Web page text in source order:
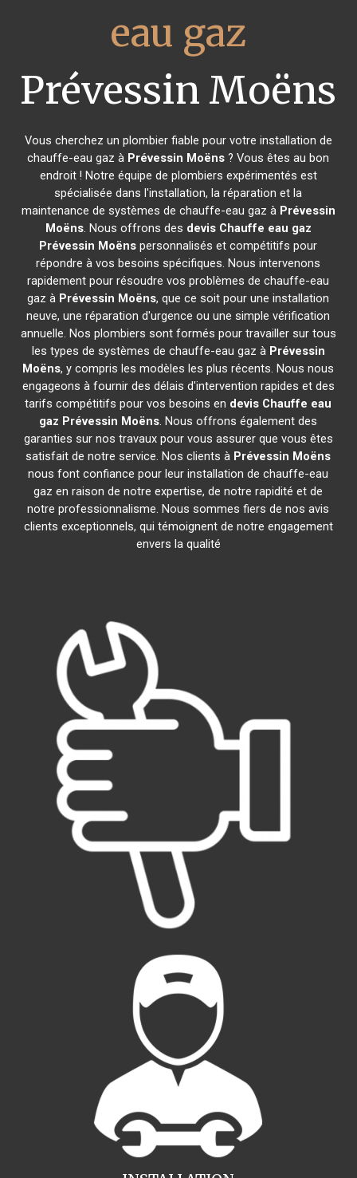
eau gaz
Prévessin Moëns
Vous cherchez un plombier fiable pour votre installation de
chauffe-eau gaz à Prévessin Moëns ? Vous êtes au bon
endroit ! Notre équipe de plombiers expérimentés est
spécialisée dans l'installation, la réparation et la
maintenance de systèmes de chauffe-eau gaz à Prévessin
Moëns. Nous offrons des devis Chauffe eau gaz
Prévessin Moëns personnalisés et compétitifs pour
répondre à vos besoins spécifiques. Nous intervenons
rapidement pour résoudre vos problèmes de chauffe-eau
gaz à Prévessin Moëns, que ce soit pour une installation
neuve, une réparation d'urgence ou une simple vérification
annuelle. Nos plombiers sont formés pour travailler sur tous
les types de systèmes de chauffe-eau gaz à Prévessin
Moëns, y compris les modèles les plus récents. Nous nous
engageons à fournir des délais d'intervention rapides et des
tarifs compétitifs pour vos besoins en devis Chauffe eau
gaz Prévessin Moëns. Nous offrons également des
garanties sur nos travaux pour vous assurer que vous êtes
satisfait de notre service. Nos clients à Prévessin Moëns
nous font confiance pour leur installation de chauffe-eau
gaz en raison de notre expertise, de notre rapidité et de
notre professionnalisme. Nous sommes fiers de nos avis
clients exceptionnels, qui témoignent de notre engagement
envers la qualité